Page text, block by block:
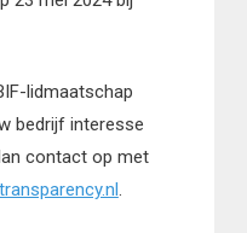
lidmaatschap
bedrijf interesse
contact op met
.